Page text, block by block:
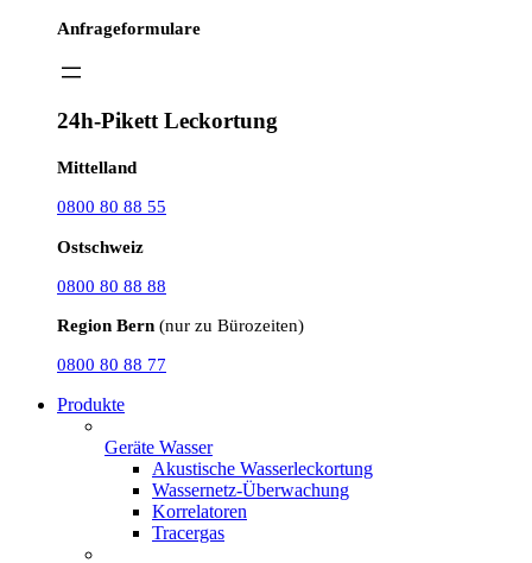
Anfrageformulare
24h-Pikett Leckortung
Mittelland
0800 80 88 55
Ostschweiz
0800 80 88 88
Region Bern (nur zu Bürozeiten)
0800 80 88 77
Produkte
Geräte Wasser
Akustische Wasserleckortung
Wassernetz-Überwachung
Korrelatoren
Tracergas